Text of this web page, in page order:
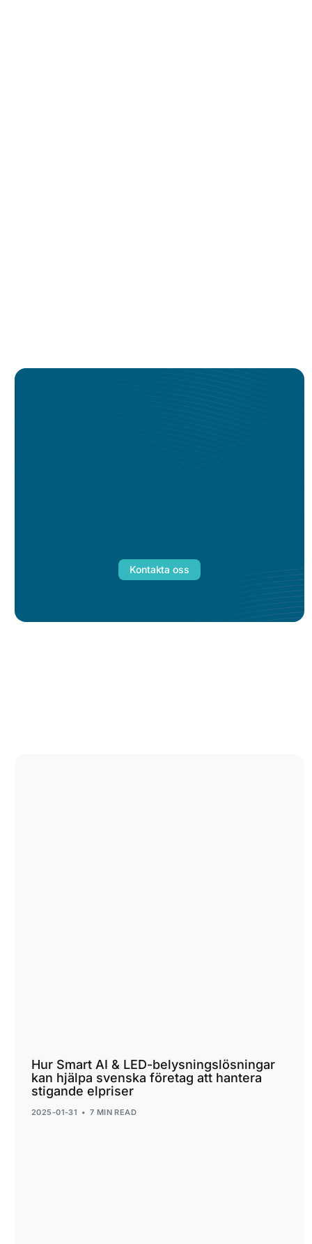
Kontakta oss
Hur Smart AI & LED-belysningslösningar
kan hjälpa svenska företag att hantera
stigande elpriser
2025-01-31 7 MIN READ